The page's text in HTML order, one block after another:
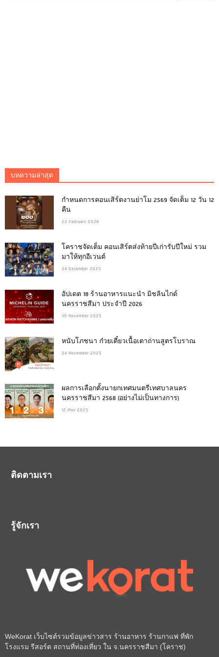
บทความล่าสุด
กำหนดการคอนเสิร์ตงานย่าโม 2569 จัดเต็ม 12 วัน 12
คืน
22 February 2026
โคราชจัดเต็ม คอนเสิร์ตส่งท้ายปีเก่ารับปีใหม่ รวม
มาให้ทุกอีเวนต์
24 December 2025
อัปเดต 18 ร้านอาหารแนะนำ มิชลินไกด์
นครราชสีมา ประจำปี 2026
30 November 2025
หนับโภชนา ก๋วยเตี๋ยวเนื้อเตาถ่านสูตรโบราณ
24 November 2025
ผลการเลือกตั้งนายกเทศมนตรีเทศบาลนคร
นครราชสีมา 2568 (อย่างไม่เป็นทางการ)
12 May 2025
ติดตามเรา
รู้จักเรา
WeKorat เว็บไซต์รวมข้อมูลข่าวสาร ร้านอาหาร ร้านกาแฟ ที่พัก
โรงแรม รีสอร์ต สถานที่ท่องเที่ยว ใน จ.นครราชสีมา (โคราช)